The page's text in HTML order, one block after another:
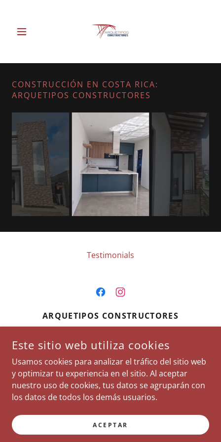
CONSTRUCCIÓN EN COSTA RICA:
ARQUETIPOS CONSTRUCTORES
Testimonials
ARQUETIPOS CONSTRUCTORES
JUANMA@ARQUETIPOS.CC
COPYRIGHT © 2026 ARQUETIPOS CONSTRUCTORES - TODOS
LOS DERECHOS RESERVADOS.
CON TECNOLOGÍA DE
Este sitio web utiliza cookies
Usamos cookies para analizar el tráfico del sitio web
y optimizar tu experiencia en el sitio. Al aceptar
nuestro uso de cookies, tus datos se agruparán con
los datos de todos los demás usuarios.
ACEPTAR